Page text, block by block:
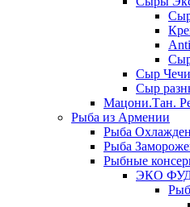
Сыр
Сыр
Мацони.Тан.
Рыба из Армении
Рыба
Рыба
Рыбные
ЭКО